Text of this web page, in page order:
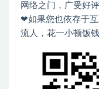
网络之门，广受好评
❤如果您也依存于互
流人，花一小顿饭